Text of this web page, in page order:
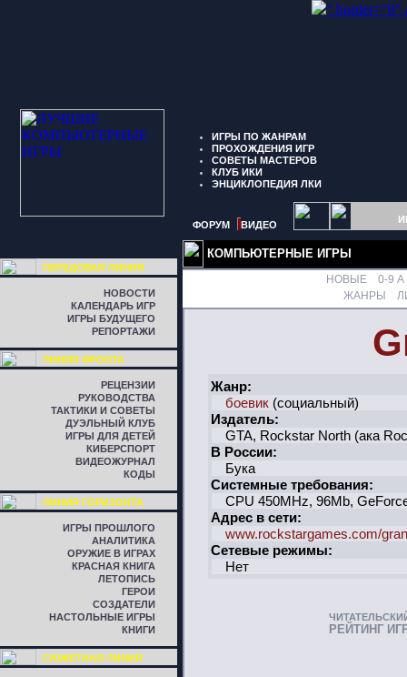
" border="0"
ИГРЫ ПО ЖАНРАМ
ПРОХОЖДЕНИЯ ИГР
СОВЕТЫ МАСТЕРОВ
КЛУБ ИКИ
ЭНЦИКЛОПЕДИЯ ЛКИ
ФОРУМ ВИДЕО
ПЕРЕДОВАЯ ЛИНИЯ
НОВОСТИ
КАЛЕНДАРЬ ИГР
ИГРЫ БУДУЩЕГО
РЕПОРТАЖИ
ЛИНИЯ ФРОНТА
РЕЦЕНЗИИ
РУКОВОДСТВА
ТАКТИКИ И СОВЕТЫ
ДУЭЛЬНЫЙ КЛУБ
ИГРЫ ДЛЯ ДЕТЕЙ
КИБЕРСПОРТ
ВИДЕОЖУРНАЛ
КОДЫ
ЛИНИЯ ГОРИЗОНТА
ИГРЫ ПРОШЛОГО
АНАЛИТИКА
ОРУЖИЕ В ИГРАХ
КРАСНАЯ КНИГА
ЛЕТОПИСЬ
ГЕРОИ
СОЗДАТЕЛИ
НАСТОЛЬНЫЕ ИГРЫ
КНИГИ
СЮЖЕТНАЯ ЛИНИЯ
КОМПЬЮТЕРНЫЕ ИГРЫ
НОВЫЕ 0-9 A
ЖАНРЫ
Жанр:
боевик (социальный)
Издатель:
GTA, Rockstar North (ака
В России:
Бука
Системные требования:
CPU 450MHz, 96Mb,
Адрес в сети:
www.rockstargames.com/
Сетевые режимы:
Нет
РЕЙТИНГ